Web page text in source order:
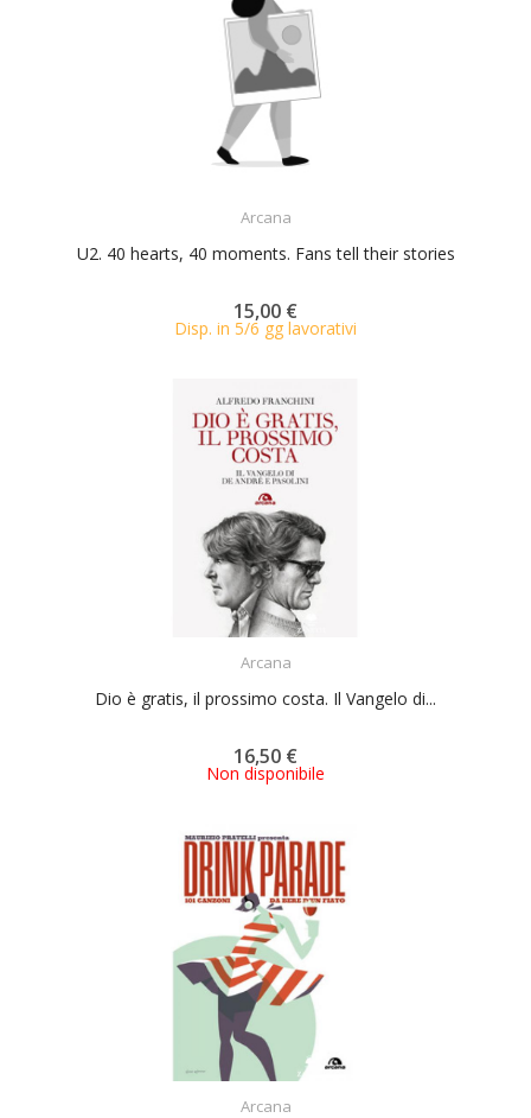
Arcana
U2. 40 hearts, 40 moments. Fans tell their stories
15,00 €
Disp. in 5/6 gg lavorativi
Arcana
Dio è gratis, il prossimo costa. Il Vangelo di...
16,50 €
Non disponibile
Arcana